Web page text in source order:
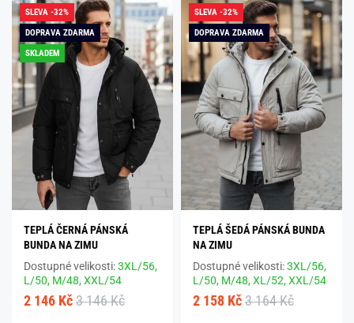
SLEVA -32%
DOPRAVA ZDARMA
SKLADEM
TEPLÁ ČERNÁ PÁNSKÁ
BUNDA NA ZIMU
Dostupné velikosti:3XL/56,
L/50, M/48,XXL/54
2 146 Kč 3 146 Kč
SLEVA -32%
DOPRAVA ZDARMA
TEPLÁ ŠEDÁ PÁNSKÁ BUNDA
NA ZIMU
Dostupné velikosti:3XL/56,
L/50, M/48,XL/52,XXL/54
2 158 Kč 3 164 Kč